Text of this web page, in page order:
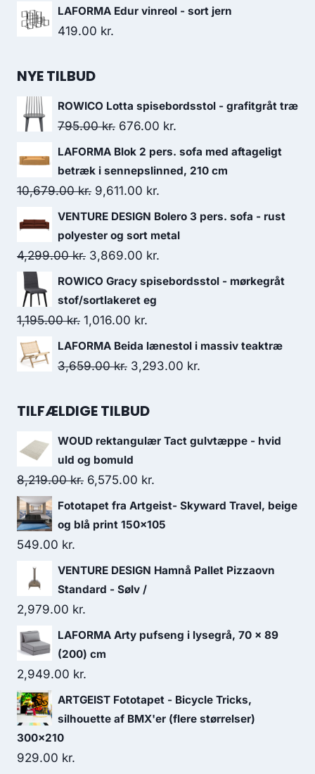
LAFORMA Edur vinreol - sort jern
419.00 kr.
NYE TILBUD
ROWICO Lotta spisebordsstol - grafitgråt træ
795.00kr. 676.00 kr.
LAFORMA Blok 2 pers. sofa med aftageligt
betræk i sennepslinned, 210 cm
10,679.00kr. 9,611.00 kr.
VENTURE DESIGN Bolero 3 pers. sofa - rust
polyester og sort metal
4,299.00kr. 3,869.00 kr.
ROWICO Gracy spisebordsstol - mørkegråt
stof/sortlakeret eg
1,195.00kr. 1,016.00 kr.
LAFORMA Beida lænestol i massiv teaktræ
3,659.00kr. 3,293.00 kr.
TILFÆLDIGE TILBUD
WOUD rektangulær Tact gulvtæppe - hvid
uld og bomuld
8,219.00kr. 6,575.00 kr.
Fototapet fra Artgeist- Skyward Travel, beige
og blå print 150x105
549.00 kr.
VENTURE DESIGN Hamnå Pallet Pizzaovn
Standard - Sølv /
2,979.00 kr.
LAFORMA Arty pufseng i lysegrå, 70 x 89
(200) cm
2,949.00 kr.
ARTGEIST Fototapet - Bicycle Tricks,
silhouette af BMX'er (flere størrelser)
300x210
929.00 kr.